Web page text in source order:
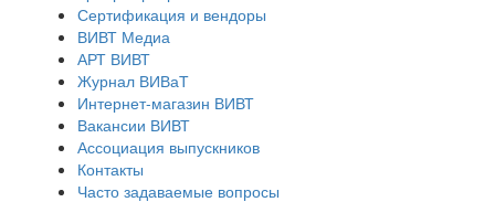
Сертификация и вендоры
ВИВТ Медиа
АРТ ВИВТ
Журнал ВИВаТ
Интернет-магазин ВИВТ
Вакансии ВИВТ
Ассоциация выпускников
Контакты
Часто задаваемые вопросы